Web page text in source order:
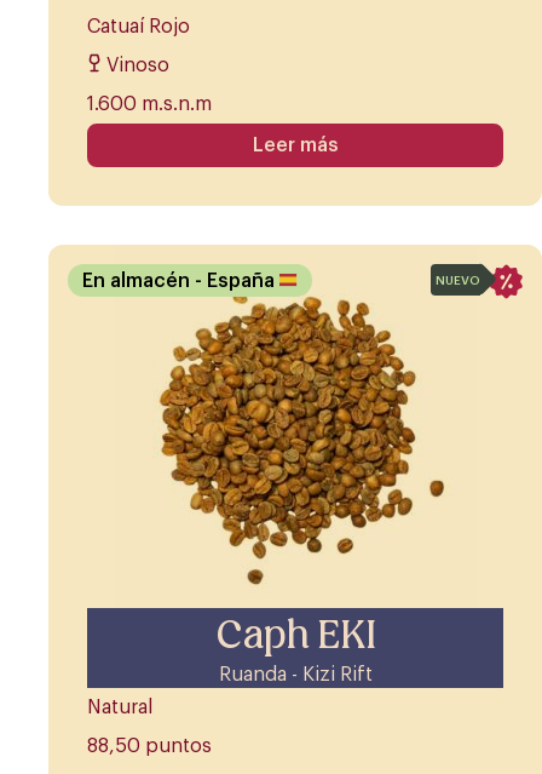
Catuaí Rojo
Vinoso
1.600 m.s.n.m
Leer más
Caph EKI
Ruanda - Kizi Rift
En almacén - España
Natural
88,50 puntos
NUEVO